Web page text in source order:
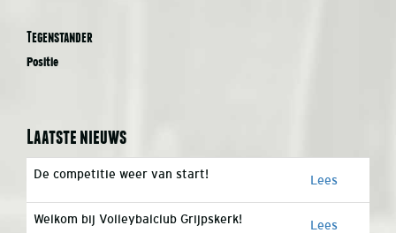
Tegenstander
Positie
Laatste nieuws
De competitie weer van start! Lees
Welkom bij Volleybalclub Grijpskerk! Lees